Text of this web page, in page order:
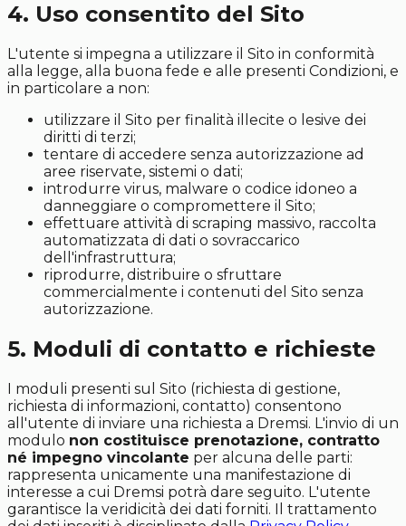
4. Uso consentito del Sito
L'utente si impegna a utilizzare il Sito in conformità
alla legge, alla buona fede e alle presenti Condizioni, e
in particolare a non:
utilizzare il Sito per finalità illecite o lesive dei
diritti di terzi;
tentare di accedere senza autorizzazione ad
aree riservate, sistemi o dati;
introdurre virus, malware o codice idoneo a
danneggiare o compromettere il Sito;
effettuare attività di scraping massivo, raccolta
automatizzata di dati o sovraccarico
dell'infrastruttura;
riprodurre, distribuire o sfruttare
commercialmente i contenuti del Sito senza
autorizzazione.
5. Moduli di contatto e richieste
I moduli presenti sul Sito (richiesta di gestione,
richiesta di informazioni, contatto) consentono
all'utente di inviare una richiesta a Dremsi. L'invio di un
modulo non costituisce prenotazione, contratto
né impegno vincolante per alcuna delle parti:
rappresenta unicamente una manifestazione di
interesse a cui Dremsi potrà dare seguito. L'utente
garantisce la veridicità dei dati forniti. Il trattamento